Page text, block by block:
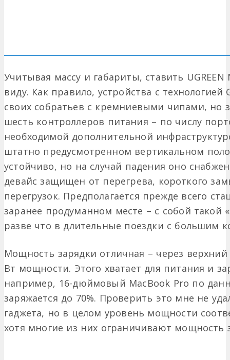
Учитывая массу и габариты, ставить
виду. Как правило, устройства с
своих собратьев с кремниевыми чипами, но
шесть контроллеров питания – по числу
необходимой дополнительной
штатно предусмотренном вертикальном
устойчиво, но на случай падения оно
девайс защищен от перегрева, короткого
перегрузок. Предполагается прежде всего
заранее продуманном месте – с собой такой
разве что в длительные поездки с большим
Мощность зарядки отличная – через
Вт мощности. Этого хватает для питания и
например, 16-дюймовый MacBook Pro по
заряжается до 70%. Проверить это мне не
гаджета, но в целом уровень мощности
хотя многие из них ограничивают мощность